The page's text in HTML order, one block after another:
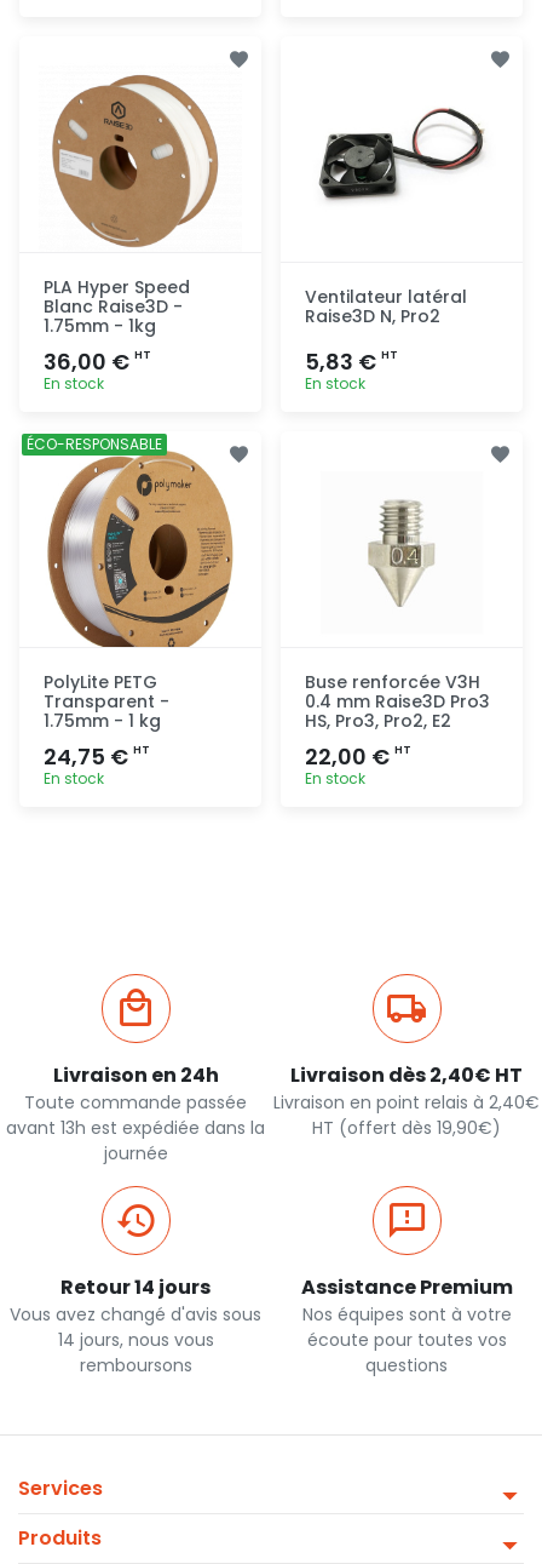
PLA Hyper Speed
Blanc Raise3D -
1.75mm - 1kg
36,00 € HT
En stock
Ajout
rapide
Ventilateur latéral
Raise3D N, Pro2
5,83 € HT
En stock
PolyLite PETG
Transparent -
1.75mm - 1 kg
24,75 € HT
En stock
ÉCO-RESPONSABLE
Buse renforcée V3H
0.4 mm Raise3D Pro3
HS, Pro3, Pro2, E2
22,00 € HT
En stock
Livraison en 24h
Toute commande passée
avant 13h est expédiée dans la
journée
Livraison dès 2,40€ HT
Livraison en point relais à 2,40€
HT (offert dès 19,90€)
Retour 14 jours
Vous avez changé d'avis sous
14 jours, nous vous
remboursons
Assistance Premium
Nos équipes sont à votre
écoute pour toutes vos
questions
Services
Produits